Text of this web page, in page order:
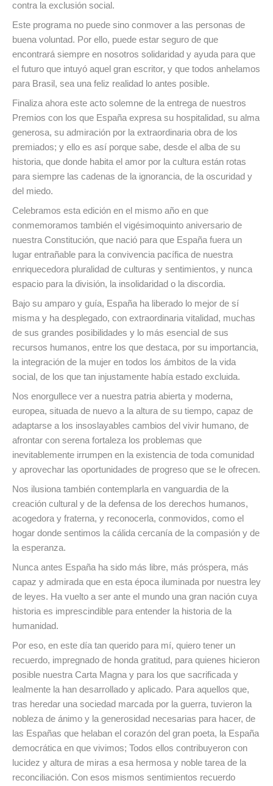
contra la exclusión social.
Este programa no puede sino conmover a las personas de
buena voluntad. Por ello, puede estar seguro de que
encontrará siempre en nosotros solidaridad y ayuda para que
el futuro que intuyó aquel gran escritor, y que todos anhelamos
para Brasil, sea una feliz realidad lo antes posible.
Finaliza ahora este acto solemne de la entrega de nuestros
Premios con los que España expresa su hospitalidad, su alma
generosa, su admiración por la extraordinaria obra de los
premiados; y ello es así porque sabe, desde el alba de su
historia, que donde habita el amor por la cultura están rotas
para siempre las cadenas de la ignorancia, de la oscuridad y
del miedo.
Celebramos esta edición en el mismo año en que
conmemoramos también el vigésimoquinto aniversario de
nuestra Constitución, que nació para que España fuera un
lugar entrañable para la convivencia pacífica de nuestra
enriquecedora pluralidad de culturas y sentimientos, y nunca
espacio para la división, la insolidaridad o la discordia.
Bajo su amparo y guía, España ha liberado lo mejor de sí
misma y ha desplegado, con extraordinaria vitalidad, muchas
de sus grandes posibilidades y lo más esencial de sus
recursos humanos, entre los que destaca, por su importancia,
la integración de la mujer en todos los ámbitos de la vida
social, de los que tan injustamente había estado excluida.
Nos enorgullece ver a nuestra patria abierta y moderna,
europea, situada de nuevo a la altura de su tiempo, capaz de
adaptarse a los insoslayables cambios del vivir humano, de
afrontar con serena fortaleza los problemas que
inevitablemente irrumpen en la existencia de toda comunidad
y aprovechar las oportunidades de progreso que se le ofrecen.
Nos ilusiona también contemplarla en vanguardia de la
creación cultural y de la defensa de los derechos humanos,
acogedora y fraterna, y reconocerla, conmovidos, como el
hogar donde sentimos la cálida cercanía de la compasión y de
la esperanza.
Nunca antes España ha sido más libre, más próspera, más
capaz y admirada que en esta época iluminada por nuestra ley
de leyes. Ha vuelto a ser ante el mundo una gran nación cuya
historia es imprescindible para entender la historia de la
humanidad.
Por eso, en este día tan querido para mí, quiero tener un
recuerdo, impregnado de honda gratitud, para quienes hicieron
posible nuestra Carta Magna y para los que sacrificada y
lealmente la han desarrollado y aplicado. Para aquellos que,
tras heredar una sociedad marcada por la guerra, tuvieron la
nobleza de ánimo y la generosidad necesarias para hacer, de
las Españas que helaban el corazón del gran poeta, la España
democrática en que vivimos; Todos ellos contribuyeron con
lucidez y altura de miras a esa hermosa y noble tarea de la
reconciliación. Con esos mismos sentimientos recuerdo